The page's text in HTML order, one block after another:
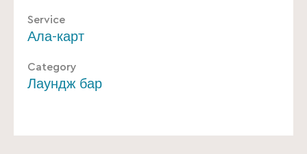
Service
Ала-карт
Category
Лаундж бар